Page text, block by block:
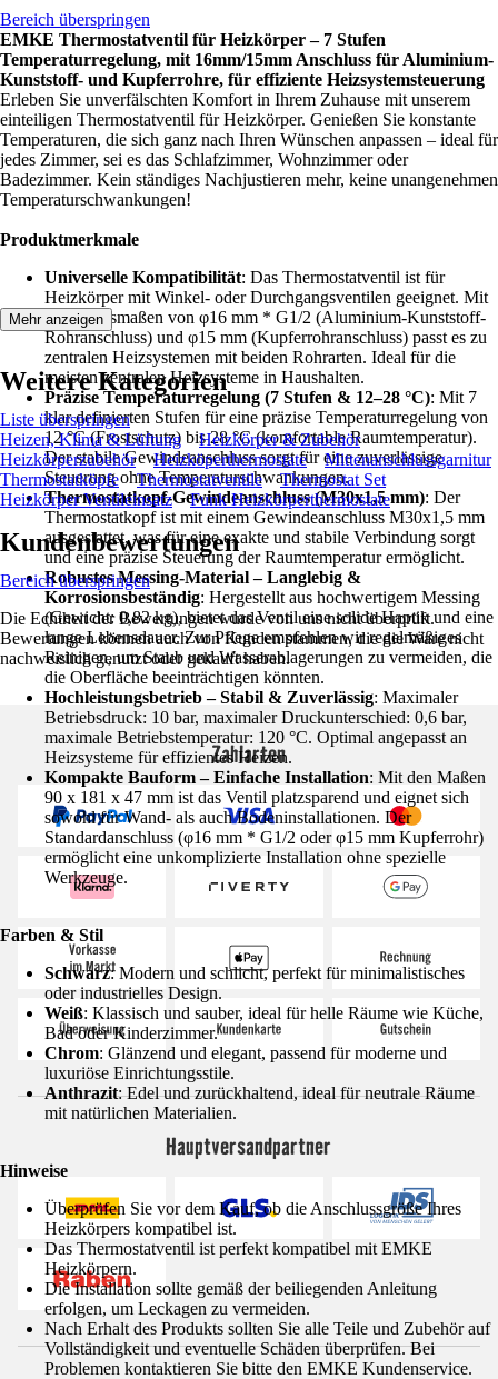
Bereich überspringen
EMKE Thermostatventil für Heizkörper – 7 Stufen
Temperaturregelung, mit 16mm/15mm Anschluss für Aluminium-
Kunststoff- und Kupferrohre, für effiziente Heizsystemsteuerung
Erleben Sie unverfälschten Komfort in Ihrem Zuhause mit unserem
einteiligen Thermostatventil für Heizkörper. Genießen Sie konstante
Temperaturen, die sich ganz nach Ihren Wünschen anpassen – ideal für
jedes Zimmer, sei es das Schlafzimmer, Wohnzimmer oder
Badezimmer. Kein ständiges Nachjustieren mehr, keine unangenehmen
Temperaturschwankungen!
Produktmerkmale
Universelle Kompatibilität: Das Thermostatventil ist für
Heizkörper mit Winkel- oder Durchgangsventilen geeignet. Mit
Anschlussmaßen von φ16 mm * G1/2 (Aluminium-Kunststoff-
Rohranschluss) und φ15 mm (Kupferrohranschluss) passt es zu
zentralen Heizsystemen mit beiden Rohrarten. Ideal für die
meisten zentralen Heizsysteme in Haushalten.
Präzise Temperaturregelung (7 Stufen & 12–28 °C): Mit 7
klar definierten Stufen für eine präzise Temperaturregelung von
12 °C (Frostschutz) bis 28 °C (komfortable Raumtemperatur).
Der stabile Gewindeanschluss sorgt für eine zuverlässige
Steuerung ohne Temperaturschwankungen.
Thermostatkopf-Gewindeanschluss (M30x1,5 mm): Der
Thermostatkopf ist mit einem Gewindeanschluss M30x1,5 mm
ausgestattet, was für eine exakte und stabile Verbindung sorgt
und eine präzise Steuerung der Raumtemperatur ermöglicht.
Robustes Messing-Material – Langlebig &
Korrosionsbeständig: Hergestellt aus hochwertigem Messing
(Gewicht: 0,82 kg), bietet das Ventil eine solide Haptik und eine
lange Lebensdauer. Zur Pflege empfehlen wir regelmäßiges
Reinigen, um Staub und Wasserablagerungen zu vermeiden, die
die Oberfläche beeinträchtigen könnten.
Hochleistungsbetrieb – Stabil & Zuverlässig: Maximaler
Betriebsdruck: 10 bar, maximaler Druckunterschied: 0,6 bar,
maximale Betriebstemperatur: 120 °C. Optimal angepasst an
Heizsysteme für effizientes Heizen.
Kompakte Bauform – Einfache Installation: Mit den Maßen
90 x 181 x 47 mm ist das Ventil platzsparend und eignet sich
sowohl für Wand- als auch Bodeninstallationen. Der
Standardanschluss (φ16 mm * G1/2 oder φ15 mm Kupferrohr)
ermöglicht eine unkomplizierte Installation ohne spezielle
Werkzeuge.
Farben & Stil
Schwarz: Modern und schlicht, perfekt für minimalistisches
oder industrielles Design.
Weiß: Klassisch und sauber, ideal für helle Räume wie Küche,
Bad oder Kinderzimmer.
Chrom: Glänzend und elegant, passend für moderne und
luxuriöse Einrichtungsstile.
Anthrazit: Edel und zurückhaltend, ideal für neutrale Räume
mit natürlichen Materialien.
Hinweise
Überprüfen Sie vor dem Kauf, ob die Anschlussgröße Ihres
Heizkörpers kompatibel ist.
Das Thermostatventil ist perfekt kompatibel mit EMKE
Heizkörpern.
Die Installation sollte gemäß der beiliegenden Anleitung
erfolgen, um Leckagen zu vermeiden.
Nach Erhalt des Produkts sollten Sie alle Teile und Zubehör auf
Vollständigkeit und eventuelle Schäden überprüfen. Bei
Problemen kontaktieren Sie bitte den EMKE Kundenservice.
Mehr anzeigen
Weitere Kategorien
Liste überspringen
Heizen, Klima & Lüftung
Heizkörper & Zubehör
Heizkörperzubehör
Heizköperthermostate
Mittenanschlussgarnitur
Thermostatköpfe
Thermostatventile
Thermostat Set
Heizkörper Ventileinsatz
Funk Heizkörperthermostate
Kundenbewertungen
Bereich überspringen
Die Echtheit der Bewertungen wurde von uns nicht überprüft.
Bewertungen können auch von Kunden stammen, die die Ware nicht
nachweislich genutzt oder gekauft haben.
Zahlarten
Hauptversandpartner